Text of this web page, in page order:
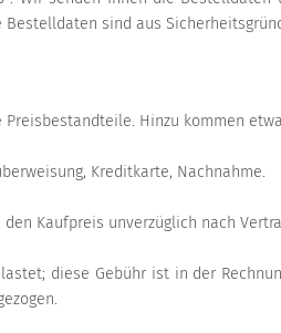
sind aus
Hinzu kommen
Kreditkarte, Nachnahme.
Kaufpreis unverzüglich nach
diese Gebühr ist in der